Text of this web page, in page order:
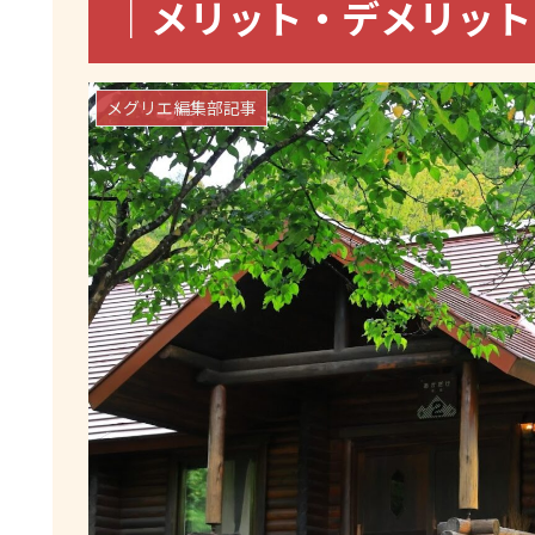
｜メリット・デメリッ
メグリエ編集部記事